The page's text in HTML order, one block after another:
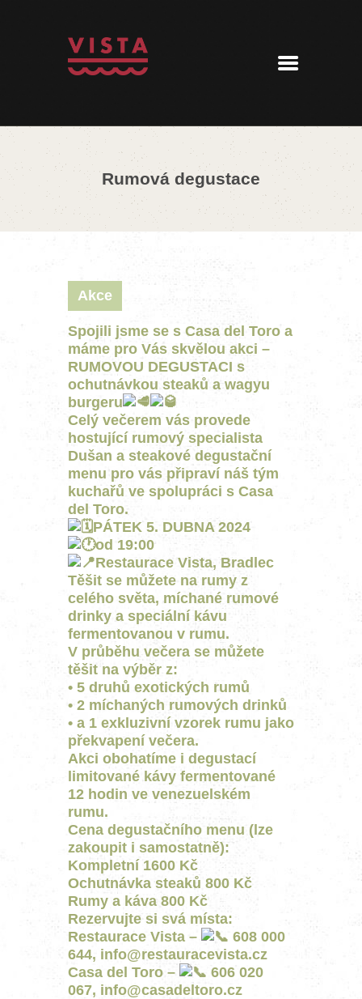
Rumová degustace
ÚVOD
MENU
360° PROHLÍDKA
Akce
Spojili jsme se s Casa del Toro a
máme pro Vás skvělou akci –
RUMOVOU DEGUSTACI s
ochutnávkou steaků a wagyu
burgeru
Celý večerem vás provede
hostující rumový specialista
Dušan a steakové degustační
menu pro vás připraví náš tým
kuchařů ve spolupráci s Casa
del Toro.
PÁTEK 5. DUBNA 2024
od 19:00
Restaurace Vista, Bradlec
Těšit se můžete na rumy z
celého světa, míchané rumové
drinky a speciální kávu
fermentovanou v rumu.
V průběhu večera se můžete
těšit na výběr z:
• 5 druhů exotických rumů
• 2 míchaných rumových drinků
• a 1 exkluzivní vzorek rumu jako
překvapení večera.
Akci obohatíme i degustací
limitované kávy fermentované
12 hodin ve venezuelském
rumu.
Cena degustačního menu (lze
zakoupit i samostatně):
Kompletní 1600 Kč
Ochutnávka steaků 800 Kč
Rumy a káva 800 Kč
Rezervujte si svá místa:
Restaurace Vista –
608 000
644, info@restauracevista.cz
Casa del Toro –
606 020
067, info@casadeltoro.cz